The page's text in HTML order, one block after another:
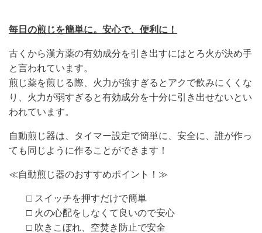
毎日の煎じを簡単に。安心で、便利に！
古くから漢方薬の有効成分を引き出すにはとろ火が決め手
と言われています。
煎じ薬を煎じる際、火力が強すぎるとアクで飲みにくくな
り、火力が弱すぎると有効成分を十分に引き出せないとい
われています。
自動煎じ器は、タイマー設定で簡単に、安全に、誰が作っ
ても同じように作ることができます！
≪自動煎じ器のおすすめポイント！ ≫
□ スイッチを押すだけで簡単
□ 火の心配をしなくて良いので安心
□ 吹きこぼれ、空焚き防止で安全